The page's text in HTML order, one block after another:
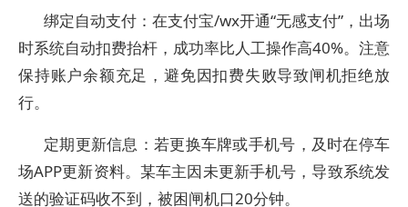
绑定自动支付：在支付宝/wx开通“无感支付”，出场
时系统自动扣费抬杆，成功率比人工操作高40%。注意
保持账户余额充足，避免因扣费失败导致闸机拒绝放
行。
定期更新信息：若更换车牌或手机号，及时在停车
场APP更新资料。某车主因未更新手机号，导致系统发
送的验证码收不到，被困闸机口20分钟。